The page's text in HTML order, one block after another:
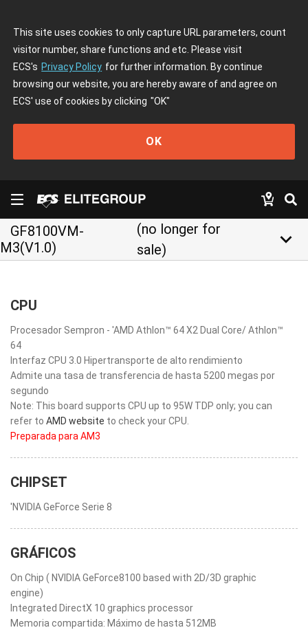
This site uses cookies to only capture URL parameters, count
visitor number, share functions and etc. Please visit
ECS's Privacy Policy for further information. By continue
browsing our website, you are hereby aware of and agree on
ECS' use of cookies by clicking "OK"
OK
GF8100VM-
M3(V1.0)
(no longer for
sale)
keyboard_arrow_down
CPU
Procesador Sempron - 'AMD Athlon™ 64 X2 Dual Core/ Athlon™
64
Interfaz CPU 3.0 Hipertransporte de alto rendimiento
Admite una tasa de transferencia de hasta 5200 megas por
segundo
Note: This board supports CPU up to 95W TDP only; you can
refer to AMD website to check your CPU.
Preparada para AM3
CHIPSET
'NVIDIA GeForce Serie 8
GRÁFICOS
On Chip ( NVIDIA GeForce8100 based with 2D/3D graphic
engine)
Integrated DirectX 10 graphics processor
Memoria compartida: Máximo de hasta 512MB